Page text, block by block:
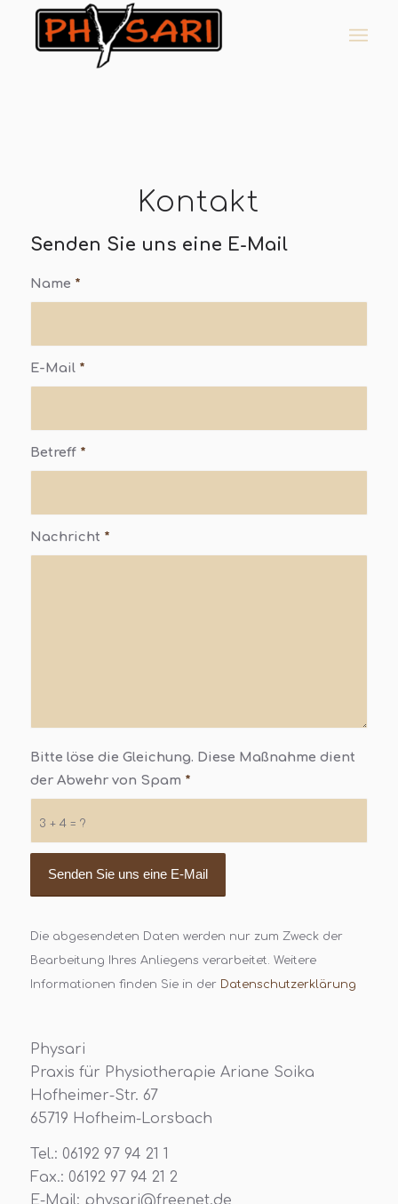
Kontakt
Senden Sie uns eine E-Mail
Name *
E-Mail *
Betreff *
Nachricht *
3 + 4 = ?
Bitte löse die Gleichung. Diese Maßnahme dient
der Abwehr von Spam *
Die abgesendeten Daten werden nur zum Zweck der
Bearbeitung Ihres Anliegens verarbeitet. Weitere
Informationen finden Sie in der Datenschutzerklärung
Physari
Praxis für Physiotherapie Ariane Soika
Hofheimer-Str. 67
65719 Hofheim-Lorsbach
Tel.: 06192 97 94 21 1
Fax.: 06192 97 94 21 2
E-Mail: physari@freenet.de